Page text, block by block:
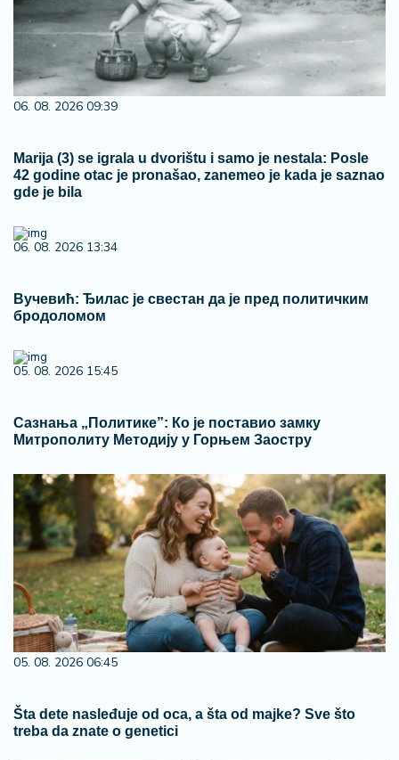
06. 08. 2026 09:39
Marija (3) se igrala u dvorištu i samo je nestala: Posle
42 godine otac je pronašao, zanemeo je kada je saznao
gde je bila
06. 08. 2026 13:34
Вучевић: Ђилас је свестан да је пред политичким
бродоломом
05. 08. 2026 15:45
Сазнања „Политике”: Ко је поставио замку
Митрополиту Методију у Горњем Заостру
05. 08. 2026 06:45
Šta dete nasleđuje od oca, a šta od majke? Sve što
treba da znate o genetici